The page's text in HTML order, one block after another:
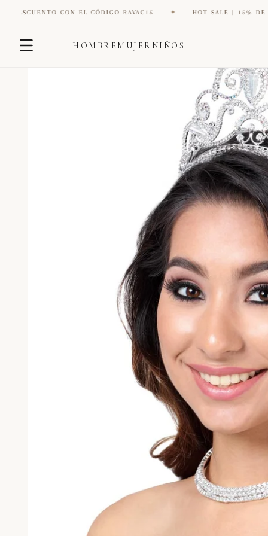
directamente
al contenido
CON EL CÓDIGO RAVAC15 ✦ HOT SALE | 15% DE
HOMBRE MUJER NIÑOS
directamente